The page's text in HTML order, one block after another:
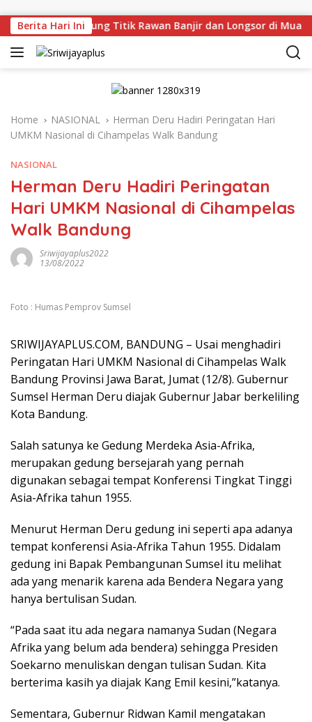
Berita Hari Ini
Tinjau Langsung Titik Rawan Banjir dan Longsor di Muara
Home NASIONAL
Herman Deru Hadiri Peringatan Hari
UMKM Nasional di Cihampelas Walk Bandung
NASIONAL
Herman Deru Hadiri Peringatan
Hari UMKM Nasional di Cihampelas
Walk Bandung
Sriwijayaplus2022
13/08/2022
Foto : Humas Pemprov Sumsel
SRIWIJAYAPLUS.COM, BANDUNG – Usai menghadiri
Peringatan Hari UMKM Nasional di Cihampelas Walk
Bandung Provinsi Jawa Barat, Jumat (12/8). Gubernur
Sumsel Herman Deru diajak Gubernur Jabar berkeliling
Kota Bandung.
Salah satunya ke Gedung Merdeka Asia-Afrika,
merupakan gedung bersejarah yang pernah
digunakan sebagai tempat Konferensi Tingkat Tinggi
Asia-Afrika tahun 1955.
Menurut Herman Deru gedung ini seperti apa adanya
tempat konferensi Asia-Afrika Tahun 1955. Didalam
gedung ini Bapak Pembangunan Sumsel itu melihat
ada yang menarik karena ada Bendera Negara yang
hanya bertulisan Sudan.
“Pada saat itu ada negara namanya Sudan (Negara
Afrika yang belum ada bendera) sehingga Presiden
Soekarno menuliskan dengan tulisan Sudan. Kita
berterima kasih ya diajak Kang Emil kesini,”katanya.
Sementara, Gubernur Ridwan Kamil mengatakan